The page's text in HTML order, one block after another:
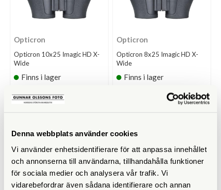
Denna webbplats använder cookies
Vi använder enhetsidentifierare för att anpassa innehållet
och annonserna till användarna, tillhandahålla funktioner
för sociala medier och analysera vår trafik. Vi
vidarebefordrar även sådana identifierare och annan
Opticron
Opticron 10x25 Imagic HD X-
Wide
Finns i lager
3.395 SEK
Opticron
Opticron 8x25 Imagic HD X-
Wide
Finns i lager